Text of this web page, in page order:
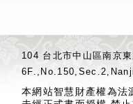
104 台北市中山區南京
本網站智慧財產權為法